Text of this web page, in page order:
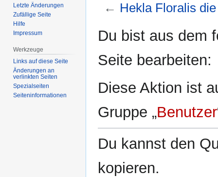
← Hekla Floralis
Navigation
Suche
Du bist aus dem
Seite bearbeiten:
Diese Aktion ist
Gruppe „Benutzer
Du kannst den
kopieren.
Letzte Änderungen
Zufällige Seite
Hilfe
Impressum
Werkzeuge
Links auf diese Seite
Änderungen an
verlinkten Seiten
Spezialseiten
Seiten­­informationen